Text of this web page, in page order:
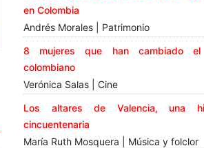
en Colombia
Andrés Morales | Patrimonio
8 mujeres que han cambiado el
colombiano
Verónica Salas | Cine
Los altares de Valencia, una
cincuentenaria
María Ruth Mosquera | Música y folclor